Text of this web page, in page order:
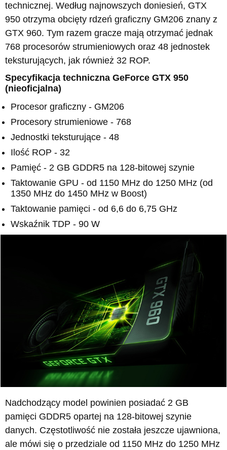
technicznej. Według najnowszych doniesień, GTX
950 otrzyma obcięty rdzeń graficzny GM206 znany z
GTX 960. Tym razem gracze mają otrzymać jednak
768 procesorów strumieniowych oraz 48 jednostek
teksturujących, jak również 32 ROP.
Specyfikacja techniczna GeForce GTX 950
(nieoficjalna)
Procesor graficzny - GM206
Procesory strumieniowe - 768
Jednostki teksturujące - 48
Ilość ROP - 32
Pamięć - 2 GB GDDR5 na 128-bitowej szynie
Taktowanie GPU - od 1150 MHz do 1250 MHz (od
1350 MHz do 1450 MHz w Boost)
Taktowanie pamięci - od 6,6 do 6,75 GHz
Wskaźnik TDP - 90 W
Nadchodzący model powinien posiadać 2 GB
pamięci GDDR5 opartej na 128-bitowej szynie
danych. Częstotliwość nie została jeszcze ujawniona,
ale mówi się o przedziale od 1150 MHz do 1250 MHz